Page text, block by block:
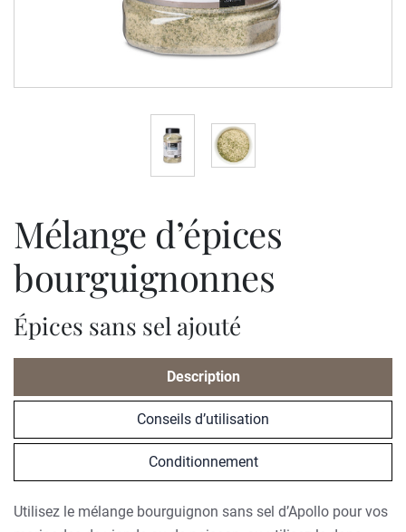
mélange d’épices
bourguignonnes
Épices sans sel ajouté
Description
Conseils d’utilisation
Conditionnement
Utilisez le mélange bourguignon sans sel d’Apollo pour vos